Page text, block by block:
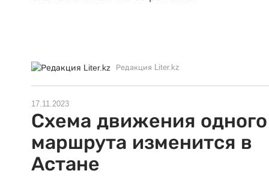
Редакция Liter.kz
17.11.2023
Схема движения одного
маршрута изменится в
Астане